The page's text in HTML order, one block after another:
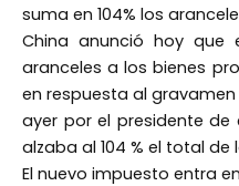
suma en 104% los
China anunció hoy que
aranceles a los bienes
en respuesta al
ayer por el presidente de
alzaba al 104 % el total
El nuevo impuesto entra